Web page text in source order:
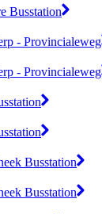
Busstation
- Provincialeweg
- Provincialeweg
Busstation
Busstation